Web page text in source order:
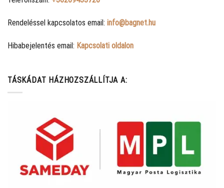
Rendeléssel kapcsolatos email: info@bagnet.hu
Hibabejelentés email: Kapcsolati oldalon
TÁSKÁDAT HÁZHOZSZÁLLÍTJA A: